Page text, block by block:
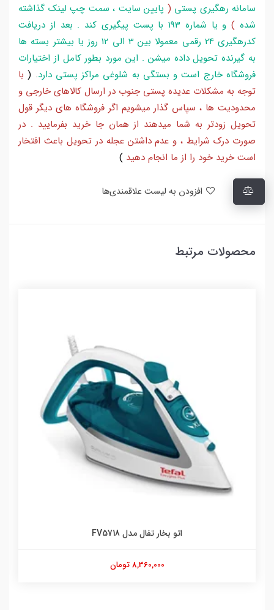
سامانه رهگیری پستی ( پایین سایت ، سمت چپ لینک گذاشته
شده )
و یا شماره 193 با پست پیگیری کند . بعد از دریافت
کدرهگیری 24 رقمی معمولا بین 3 الی 12 روز یا بیشتر بسته ها
به گیرنده تحویل داده میشن . این مورد بطور کامل از اختیارات
فروشگاه خارج است و بستگی به شلوغی مراکز پستی دارد.
(با
توجه به مشکلات عدیده پستی جنوب در ارسال کالاهای خارجی و
محدودیت ها ، سپاس گذار میشویم اگر فروشگاه های دیگر قول
تحویل زودتر به شما میدهند از همان جا خرید بفرمایید . در
صورت درک شرایط ، و عدم داشتن عجله در تحویل باعث افتخار
است خرید خود را از ما انجام دهید )
محصولات مرتبط
اتو بخار تفال مدل FV5718
8,360,000 تومان